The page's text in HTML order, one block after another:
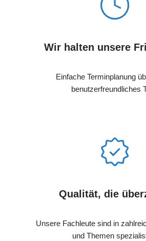
Wir halten unsere
Einfache Terminplanung
benutzerfreundliches
Qualität, die
Unsere Fachleute sind in
und Themen